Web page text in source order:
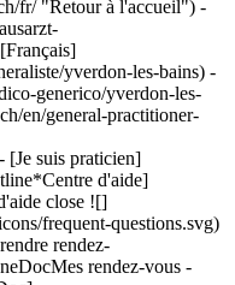
fr/ "Retour à l'accueil") -
yverdon-les-bains) -
generico/yverdon-les-
en/general-practitioner-
[Je suis praticien]
d'aide]
close ![]
frequent-questions.svg)
rendez-
rendez-vous -